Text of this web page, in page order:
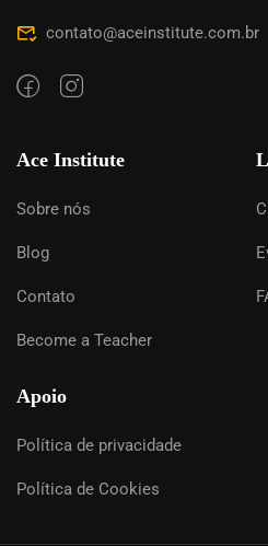
contato@aceinstitute.com.br
Ace Institute
Sobre nós
Blog
Contato
Become a Teacher
Apoio
Política de privacidade
Política de Cookies